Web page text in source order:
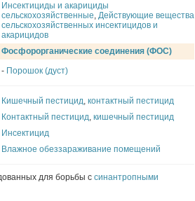
Инсектициды и акарициды
сельскохозяйственные, Действующие вещества
сельскохозяйственных инсектицидов и
акарицидов
Фосфорорганические соединения (ФОС)
- Порошок (дуст)
Кишечный пестицид, контактный пестицид
Контактный пестицид, кишечный пестицид
Инсектицид
Влажное обеззараживание помещений
для борьбы с синантропными